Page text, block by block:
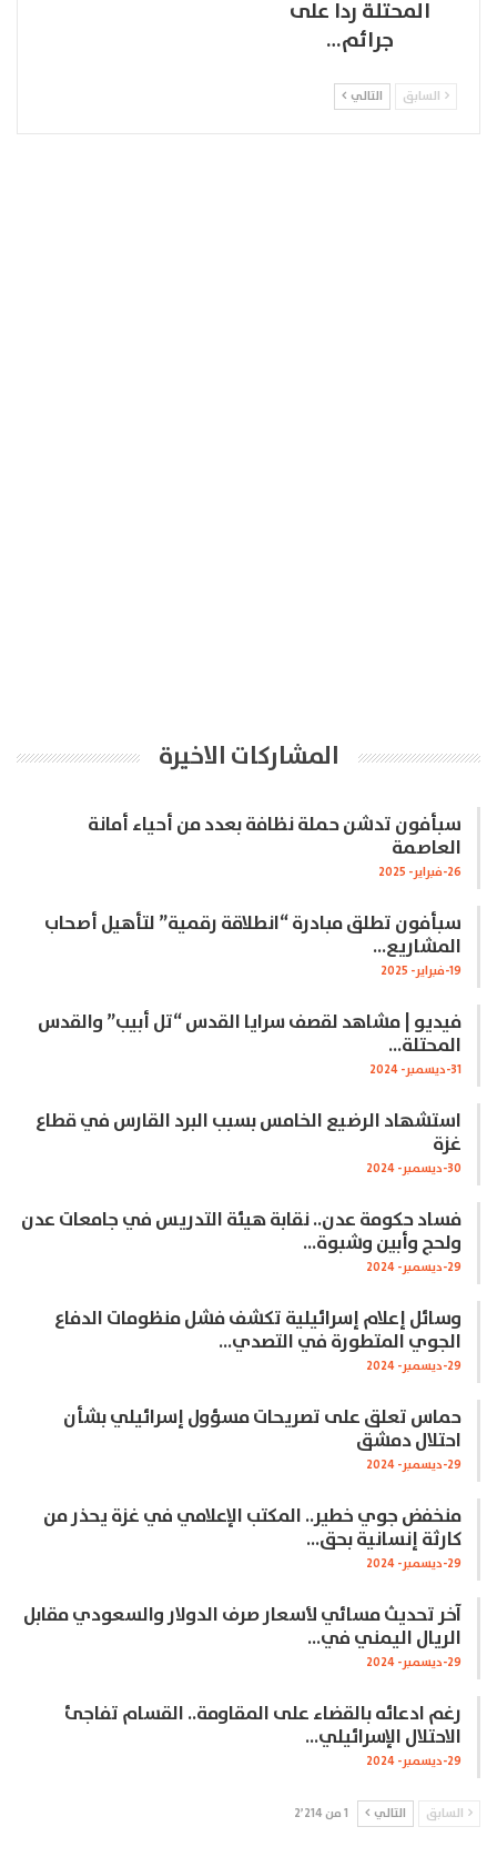
المحتلة ردا على
جرائم…
السابق التالي
المشاركات الاخيرة
سبأفون تدشن حملة نظافة بعدد من أحياء أمانة
العاصمة
26-فبراير- 2025
سبأفون تطلق مبادرة “انطلاقة رقمية” لتأهيل أصحاب
المشاريع…
19-فبراير- 2025
فيديو | مشاهد لقصف سرايا القدس “تل أبيب” والقدس
المحتلة…
31-ديسمبر- 2024
استشهاد الرضيع الخامس بسبب البرد القارس في قطاع
غزة
30-ديسمبر- 2024
فساد حكومة عدن.. نقابة هيئة التدريس في جامعات عدن
ولحج وأبين وشبوة…
29-ديسمبر- 2024
وسائل إعلام إسرائيلية تكشف فشل منظومات الدفاع
الجوي المتطورة في التصدي…
29-ديسمبر- 2024
حماس تعلق على تصريحات مسؤول إسرائيلي بشأن
احتلال دمشق
29-ديسمبر- 2024
منخفض جوي خطير.. المكتب الإعلامي في غزة يحذر من
كارثة إنسانية بحق…
29-ديسمبر- 2024
آخر تحديث مسائي لأسعار صرف الدولار والسعودي مقابل
الريال اليمني في…
29-ديسمبر- 2024
رغم ادعائه بالقضاء على المقاومة.. القسام تفاجئ
الاحتلال الإسرائيلي…
29-ديسمبر- 2024
السابق التالي 1 من 2٬214